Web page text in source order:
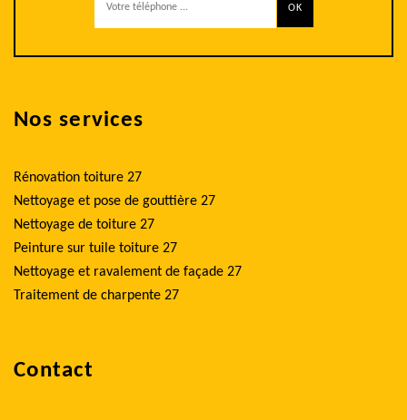
Nos services
Rénovation toiture 27
Nettoyage et pose de gouttière 27
Nettoyage de toiture 27
Peinture sur tuile toiture 27
Nettoyage et ravalement de façade 27
Traitement de charpente 27
Contact